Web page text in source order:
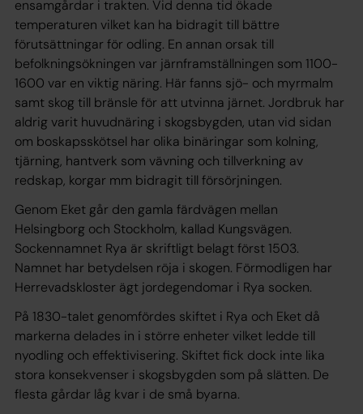
ensamgårdar i trakten. Vid denna tid ökade
temperaturen vilket kan ha bidragit till bättre
förutsättningar för odling. En annan orsak till
befolkningsökningen var järnframställningen som 1100-
1600 var en viktig näring. Här fanns sjö- och myrmalm
samt skog till bränsle för att utvinna järnet. Jordbruk har
aldrig varit huvudnäring i skogsbygden, utan vid sidan
om boskapsskötsel har olika binäringar som kolning,
tjärning, hantverk som vävning och tillverkning av
redskap, korgar mm bidragit till försörjningen.
Genom Eket går den gamla färdvägen mellan
Helsingborg och Stockholm, kallad Kungsvägen.
Sockennamnet Rya är skriftligt belagt först 1503.
Namnet har betydelsen röja i skogen. Förmodligen har
Herrevadskloster ägt jordegendomar i Rya socken.
På 1830-talet genomfördes skiftet i Rya och Eket då
markerna delades in i större enheter vilket ledde till
nyodling och effektivisering. Skiftet fick dock inte lika
stora konsekvenser i skogsbygden som på slätten. De
flesta gårdar låg kvar i de små byarna.